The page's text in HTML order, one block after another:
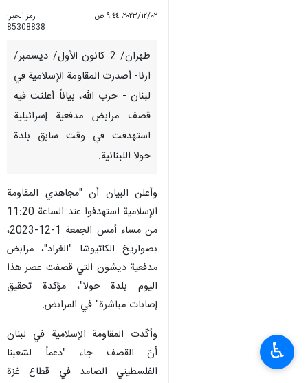
٠٢‏/١٢‏/٢٠٢٣، ٩:٤٤ ص
رمز الخبر:
85308838
طهران/ 2 كانون الأول/ ديسمبر/
ارنا- أصدرت المقاومة الإسلامية في
لبنان - حزب الله، بياناً أعلنت فيه
قصف مرابض مدفعية إسرائيلية
استهدفت في وقت سابق بلدة
حولا اللبنانية.
وأعلن البيان أن "‏مجاهدي المقاومة
الإسلامية استهدفوا عند الساعة 11:20
من مساء ‏أمس الجمعة 1-12-2023،
بصواريخ الكاتيوشا "الغراد"، مرابض
مدفعية ديشون ‏التي قصفت عصر هذا
اليوم بلدة حولا"، مؤكدة تحقيق
إصابات مباشرة" في المرابض.
وأكّدت المقاومة الإسلامية في لبنان
أنّ القصف جاء "دعماً لشعبنا
الفلسطيني الصامد في قطاع غزة
♿︎